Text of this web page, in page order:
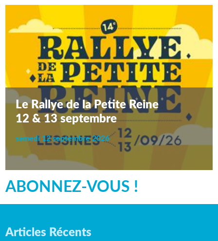
Le Rallye de la Petite Reine
12 & 13 septembre
samedi 12 septembre 2026
ABONNEZ-VOUS !
Articles Récents